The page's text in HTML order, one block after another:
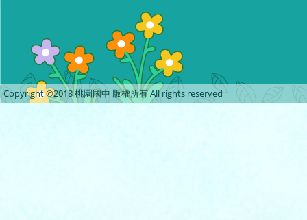
Copyright ©2018 桃園國中 版權所有 All rights reserved